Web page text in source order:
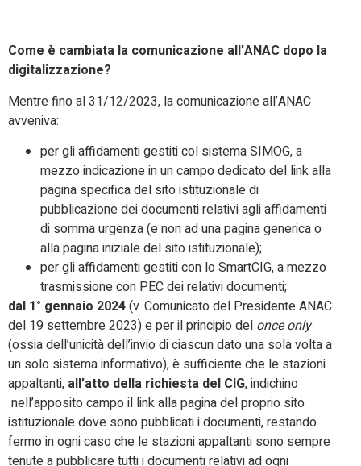
Come è cambiata la comunicazione all’ANAC dopo la
digitalizzazione?
Mentre fino al 31/12/2023, la comunicazione all’ANAC
avveniva:
per gli affidamenti gestiti col sistema SIMOG, a
mezzo indicazione in un campo dedicato del link alla
pagina specifica del sito istituzionale di
pubblicazione dei documenti relativi agli affidamenti
di somma urgenza (e non ad una pagina generica o
alla pagina iniziale del sito istituzionale);
per gli affidamenti gestiti con lo SmartCIG, a mezzo
trasmissione con PEC dei relativi documenti;
dal 1° gennaio 2024(v. Comunicato del Presidente ANAC
del 19 settembre 2023) e per il principio del once only
(ossia dell’unicità dell’invio di ciascun dato una sola volta a
un solo sistema informativo), è sufficiente che le stazioni
appaltanti, all’atto della richiesta del CIG, indichino
nell’apposito campo il link alla pagina del proprio sito
istituzionale dove sono pubblicati i documenti, restando
fermo in ogni caso che le stazioni appaltanti sono sempre
tenute a pubblicare tutti i documenti relativi ad ogni